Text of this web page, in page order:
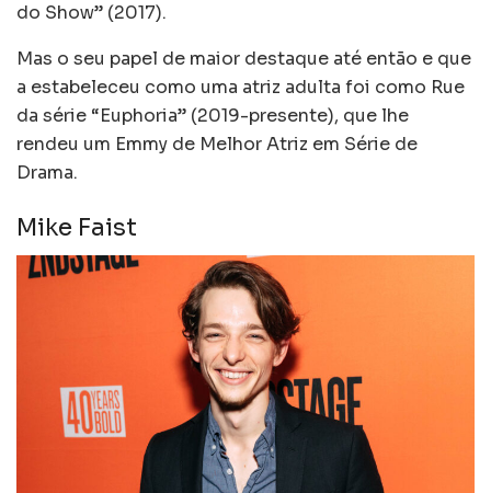
do Show” (2017).
Mas o seu papel de maior destaque até então e que
a estabeleceu como uma atriz adulta foi como Rue
da série “Euphoria” (2019-presente), que lhe
rendeu um Emmy de Melhor Atriz em Série de
Drama.
Mike Faist